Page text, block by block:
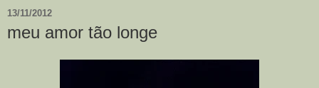
13/11/2012
meu amor tão longe